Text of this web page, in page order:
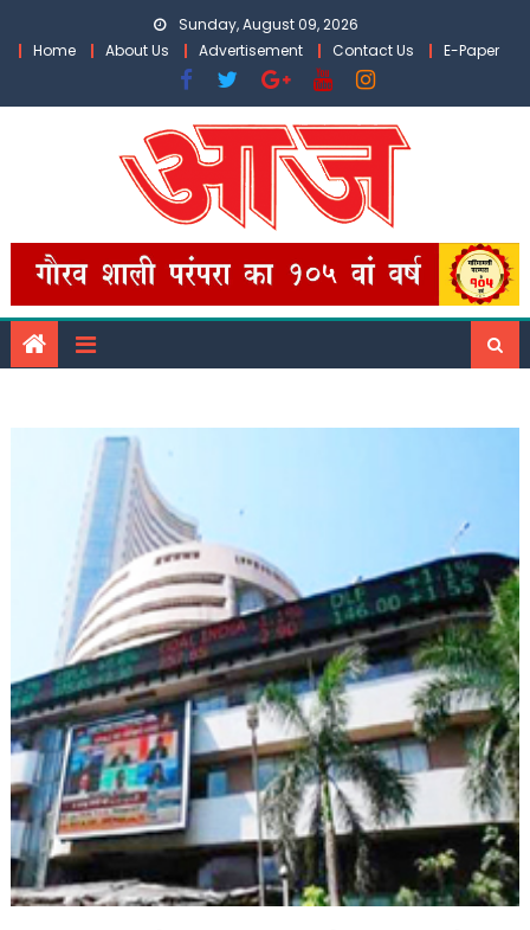
Sunday, August 09, 2026
Home
About Us Advertisement Contact Us E-Paper